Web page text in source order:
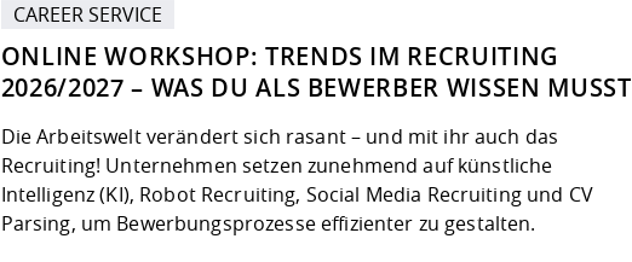
ONLINE WORKSHOP: TRENDS IM RECRUITING
2026/2027 – WAS DU ALS BEWERBER WISSEN MUSST
CAREER SERVICE
Die Arbeitswelt verändert sich rasant – und mit ihr auch das
Recruiting! Unternehmen setzen zunehmend auf künstliche
Intelligenz (KI), Robot Recruiting, Social Media Recruiting und CV
Parsing, um Bewerbungsprozesse effizienter zu gestalten.